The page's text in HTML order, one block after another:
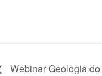
Webinar Geologia